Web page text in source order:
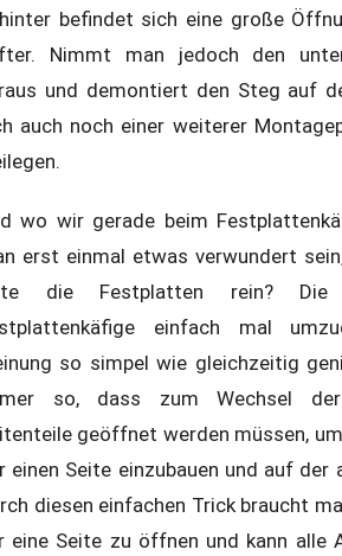
befindet sich eine große
Nimmt man jedoch den
und demontiert den Steg auf
auch noch einer weiterer
wo wir gerade beim
erst einmal etwas verwundert
die Festplatten rein? Die
einfach mal
so simpel wie gleichzeitig
so, dass zum Wechsel
geöffnet werden müssen,
einen Seite einzubauen und auf der
diesen einfachen Trick braucht
eine Seite zu öffnen und kann alle